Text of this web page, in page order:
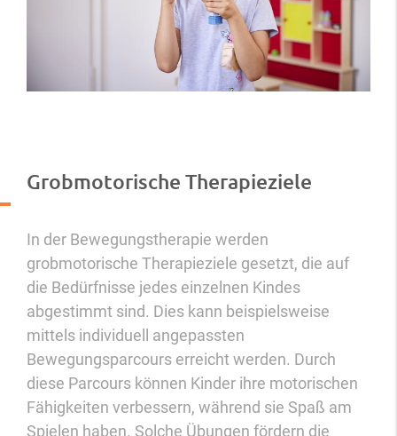
Grobmotorische Therapieziele
In der Bewegungstherapie werden
grobmotorische Therapieziele gesetzt, die auf
die Bedürfnisse jedes einzelnen Kindes
abgestimmt sind. Dies kann beispielsweise
mittels individuell angepassten
Bewegungsparcours erreicht werden. Durch
diese Parcours können Kinder ihre motorischen
Fähigkeiten verbessern, während sie Spaß am
Spielen haben. Solche Übungen fördern die